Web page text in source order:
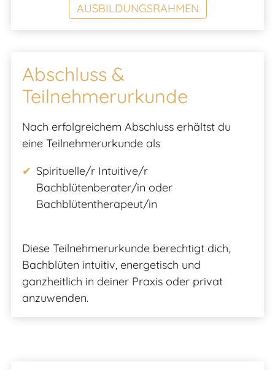
AUSBILDUNGSRAHMEN
Abschluss &
Teilnehmerurkunde
Nach erfolgreichem Abschluss erhältst du
eine Teilnehmerurkunde als
Spirituelle/r Intuitive/r
Bachblütenberater/in oder
Bachblütentherapeut/in
Diese Teilnehmerurkunde berechtigt dich,
Bachblüten intuitiv, energetisch und
ganzheitlich in deiner Praxis oder privat
anzuwenden.